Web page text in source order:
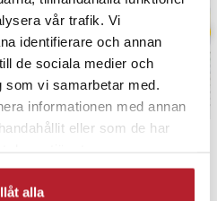
vår trafik. Vi
identifierare och annan
de sociala medier och
vi samarbetar med.
informationen med annan
eller som de har
alla